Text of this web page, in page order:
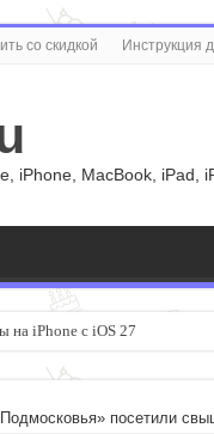
со скидкой Инструкция
iPhone, MacBook, iPad,
на iPhone с iOS 27
посетили